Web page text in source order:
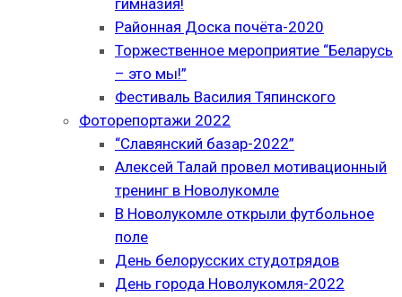
гимназия!
Районная Доска почёта-2020
Торжественное мероприятие “Беларусь
– это мы!”
Фестиваль Василия Тяпинского
Фоторепортажи 2022
“Славянский базар-2022”
Алексей Талай провел мотивационный
тренинг в Новолукомле
В Новолукомле открыли футбольное
поле
День белорусских студотрядов
День города Новолукомля-2022